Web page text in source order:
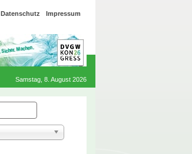
Datenschutz Impressum
Samstag, 8. August 2026